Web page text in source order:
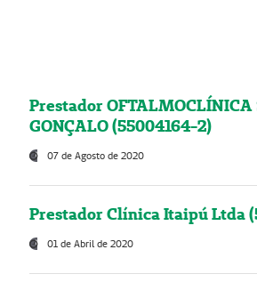
Prestador OFTALMOCLÍNICA
GONÇALO (55004164-2)
07 de Agosto de 2020
Prestador Clínica Itaipú Ltda
01 de Abril de 2020